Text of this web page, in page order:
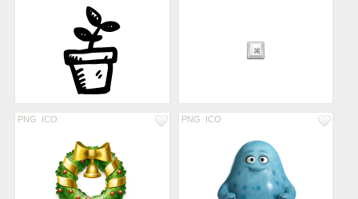
PNG ICO PNG ICO